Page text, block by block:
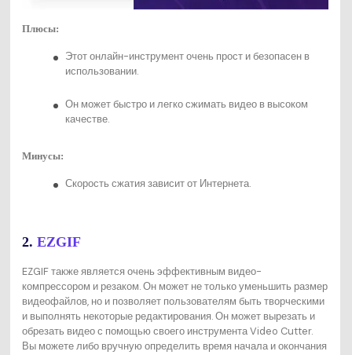
Плюсы:
Этот онлайн-инструмент очень прост и безопасен в
использовании.
Он может быстро и легко сжимать видео в высоком
качестве.
Минусы:
Скорость сжатия зависит от Интернета.
2. EZGIF
EZGIF также является очень эффективным видео-
компрессором и резаком. Он может не только уменьшить размер
видеофайлов, но и позволяет пользователям быть творческими
и выполнять некоторые редактирования. Он может вырезать и
обрезать видео с помощью своего инструмента Video Cutter.
Вы можете либо вручную определить время начала и окончания